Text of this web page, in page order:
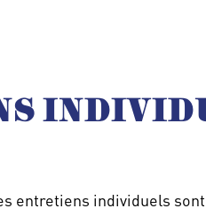
entretiens individuels